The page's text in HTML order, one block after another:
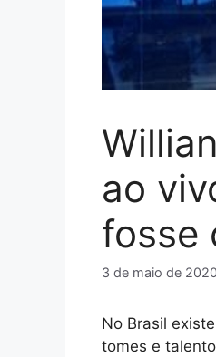
ao
fosse
3 de maio de 2020
No Brasil
tomes e